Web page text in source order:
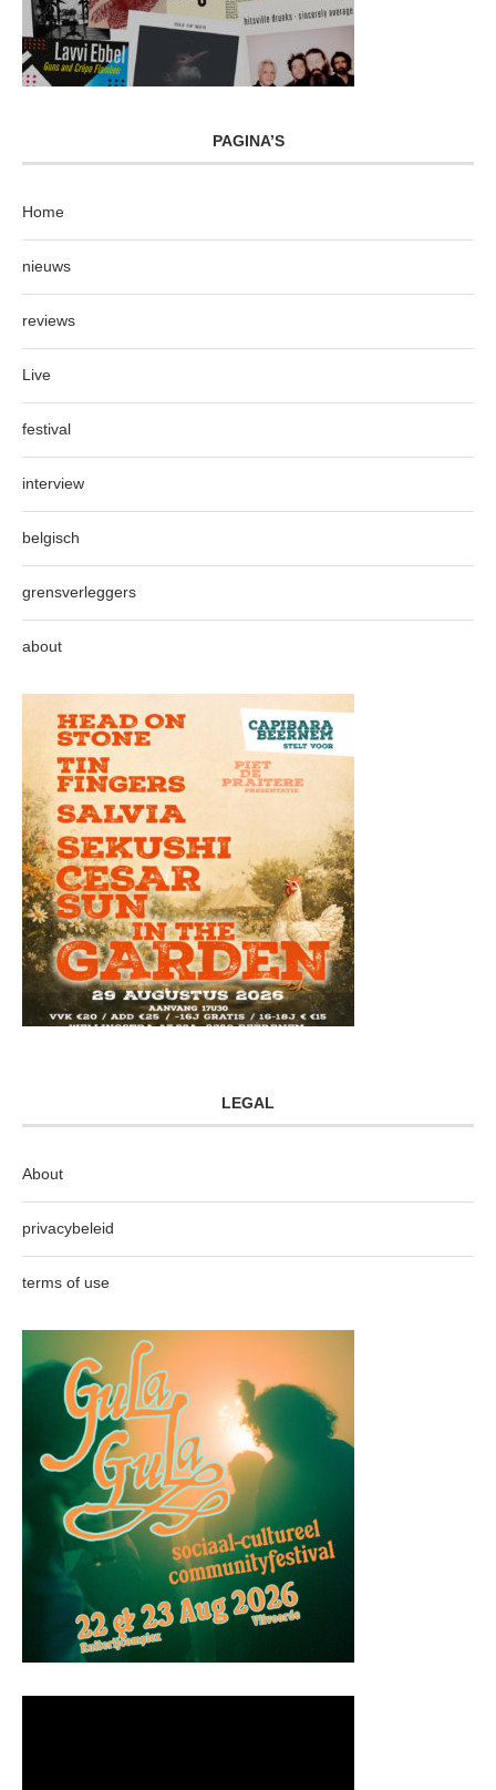
PAGINA’S
Home
nieuws
reviews
Live
festival
interview
belgisch
grensverleggers
about
LEGAL
About
privacybeleid
terms of use